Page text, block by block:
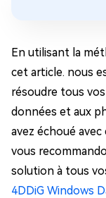
En utilisant la
cet article. nous
résoudre tous
données et aux
avez échoué
vous
solution à tous
4DDiG Windows